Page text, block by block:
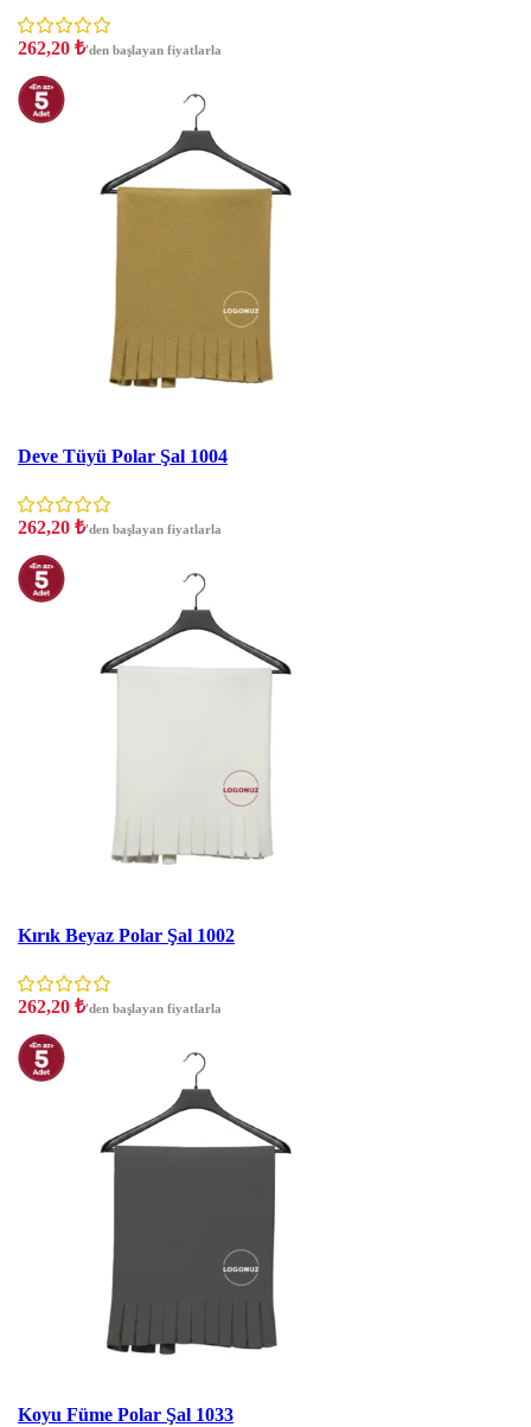
262,20 ₺'den başlayan fiyatlarla
Deve Tüyü Polar Şal 1004
262,20 ₺'den başlayan fiyatlarla
Kırık Beyaz Polar Şal 1002
262,20 ₺'den başlayan fiyatlarla
Koyu Füme Polar Şal 1033